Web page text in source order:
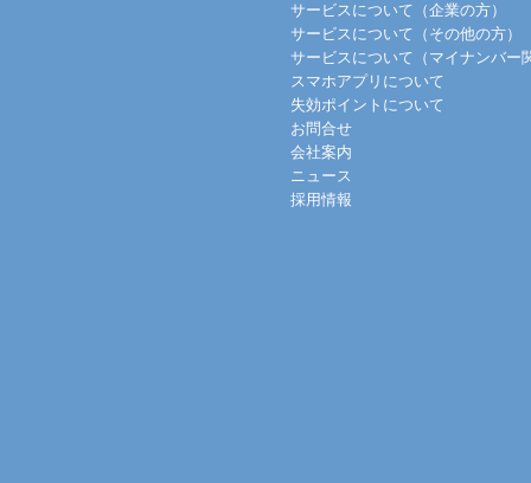
サービスについて（企業の方）
サービスについて（その他の方）
サービスについて（マイナンバー
スマホアプリについて
失効ポイントについて
お問合せ
会社案内
ニュース
採用情報